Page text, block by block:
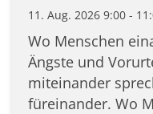
11. Aug. 2026 9:00 -
Wo Menschen
Ängste und
miteinander
füreinander. Wo